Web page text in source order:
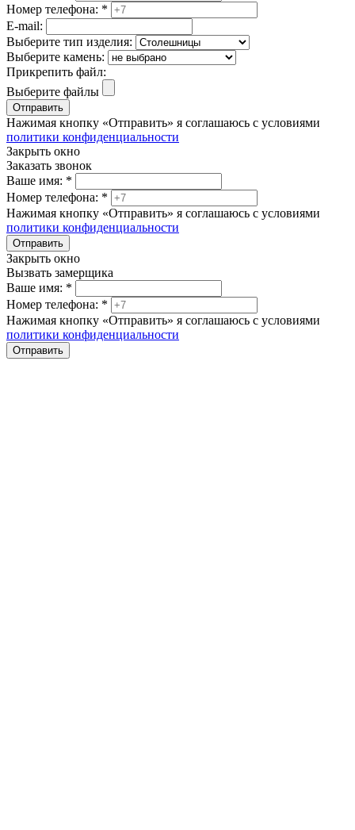
Номер телефона: *
E-mail:
Выберите тип изделия:
Выберите камень:
Прикрепить файл:
Выберите файлы
Отправить
Нажимая кнопку «Отправить» я соглашаюсь с условиями
политики конфиденциальности
Закрыть окно
Заказать звонок
Ваше имя: *
Номер телефона: *
Нажимая кнопку «Отправить» я соглашаюсь с условиями
политики конфиденциальности
Отправить
Закрыть окно
Вызвать замерщика
Ваше имя: *
Номер телефона: *
Нажимая кнопку «Отправить» я соглашаюсь с условиями
политики конфиденциальности
Отправить